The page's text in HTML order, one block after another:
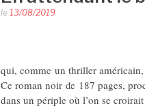
le 13/08/2019
qui, comme un thriller américain,
Ce roman noir de 187 pages,
dans un périple où l’on se